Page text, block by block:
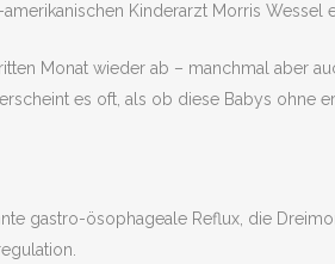
Kinderarzt Morris Wessel
Monat wieder ab – manchmal aber
es oft, als ob diese Babys ohne
gastro-ösophageale Reflux, die